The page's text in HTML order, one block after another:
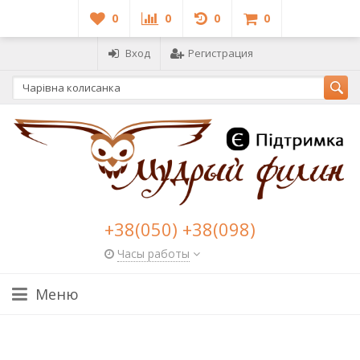
0 0 0 0
Вход Регистрация
+38(050) +38(098)
Часы работы
Меню